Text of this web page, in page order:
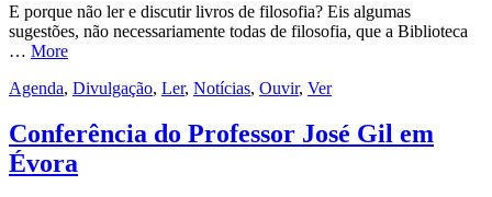
E porque não ler e discutir livros de filosofia? Eis algumas
sugestões, não necessariamente todas de filosofia, que a Biblioteca
… More
Agenda, Divulgação, Ler, Notícias, Ouvir, Ver
Conferência do Professor José Gil em
Évora